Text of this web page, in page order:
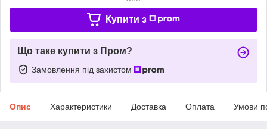
Купити з
Що таке купити з Пром?
Замовлення під захистом
Опис Характеристики Доставка Оплата Умови